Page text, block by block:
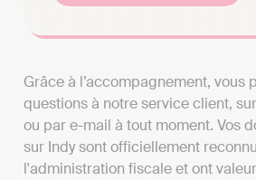
Grâce à l’accompagnement, vous
questions à notre service client,
ou par e-mail à tout moment. Vos
sur Indy sont officiellement
l'administration fiscale et ont